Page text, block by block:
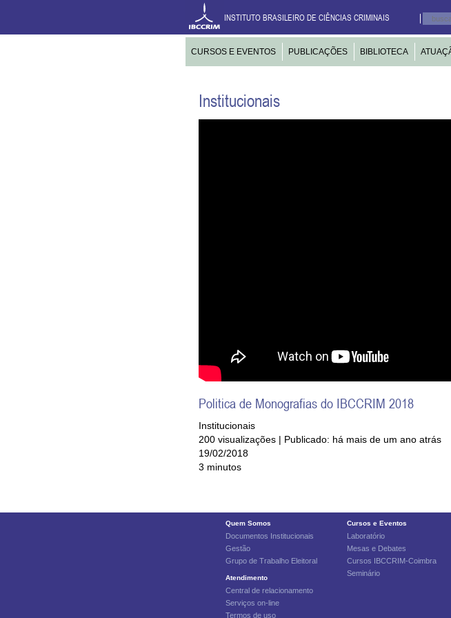
INSTITUTO BRASILEIRO DE CIÊNCIAS CRIMINAIS
CURSOS E EVENTOS PUBLICAÇÕES BIBLIOTECA
Institucionais
Politica de Monografias do IBCCRIM 2018
Institucionais
200 visualizações | Publicado: há mais de um ano atrás
19/02/2018
3 minutos
Quem Somos
Documentos Institucionais
Gestão
Grupo de Trabalho Eleitoral
Atendimento
Central de relacionamento
Serviços on-line
Termos de uso
Cursos e Eventos
Laboratório
Mesas e Debates
Cursos IBCCRIM-Coimbra
Seminário